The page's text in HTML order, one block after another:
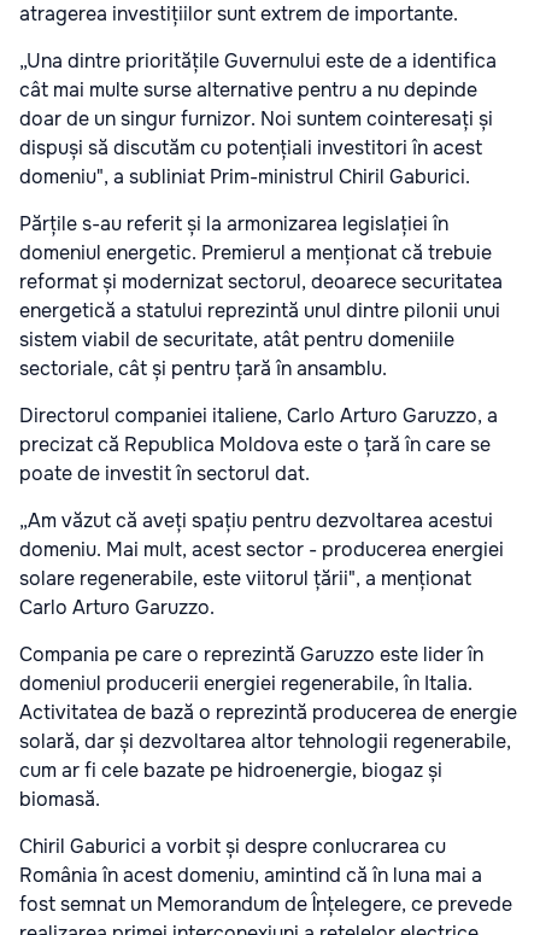
atragerea investițiilor sunt extrem de importante.
„Una dintre prioritățile Guvernului este de a identifica
cât mai multe surse alternative pentru a nu depinde
doar de un singur furnizor. Noi suntem cointeresați și
dispuși să discutăm cu potențiali investitori în acest
domeniu", a subliniat Prim-ministrul Chiril Gaburici.
Părțile s-au referit și la armonizarea legislației în
domeniul energetic. Premierul a menționat că trebuie
reformat și modernizat sectorul, deoarece securitatea
energetică a statului reprezintă unul dintre pilonii unui
sistem viabil de securitate, atât pentru domeniile
sectoriale, cât și pentru țară în ansamblu.
Directorul companiei italiene, Carlo Arturo Garuzzo, a
precizat că Republica Moldova este o țară în care se
poate de investit în sectorul dat.
„Am văzut că aveți spațiu pentru dezvoltarea acestui
domeniu. Mai mult, acest sector - producerea energiei
solare regenerabile, este viitorul țării", a menționat
Carlo Arturo Garuzzo.
Compania pe care o reprezintă Garuzzo este lider în
domeniul producerii energiei regenerabile, în Italia.
Activitatea de bază o reprezintă producerea de energie
solară, dar și dezvoltarea altor tehnologii regenerabile,
cum ar fi cele bazate pe hidroenergie, biogaz și
biomasă.
Chiril Gaburici a vorbit și despre conlucrarea cu
România în acest domeniu, amintind că în luna mai a
fost semnat un Memorandum de Înțelegere, ce prevede